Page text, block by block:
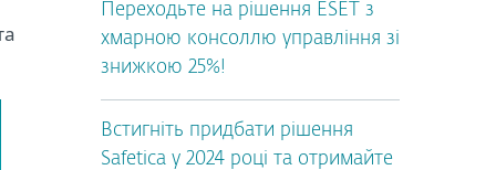
Переходьте на рішення ESET з
хмарною консоллю управління зі
знижкою 25%!
Встигніть придбати рішення
Safetica у 2024 році та отримайте